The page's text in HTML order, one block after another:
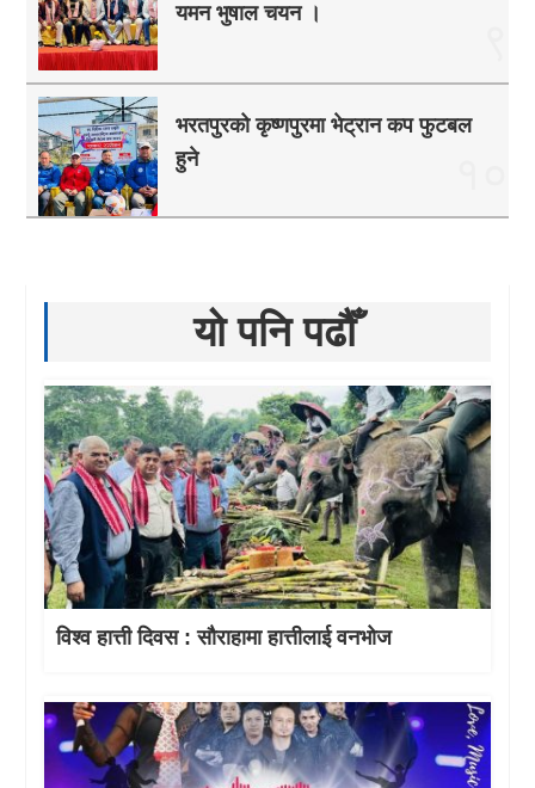
यमन भुषाल चयन ।
भरतपुरको कृष्णपुरमा भेट्रान कप फुटबल
हुने
यो पनि पढौँ
विश्व हात्ती दिवस : सौराहामा हात्तीलाई वनभोज